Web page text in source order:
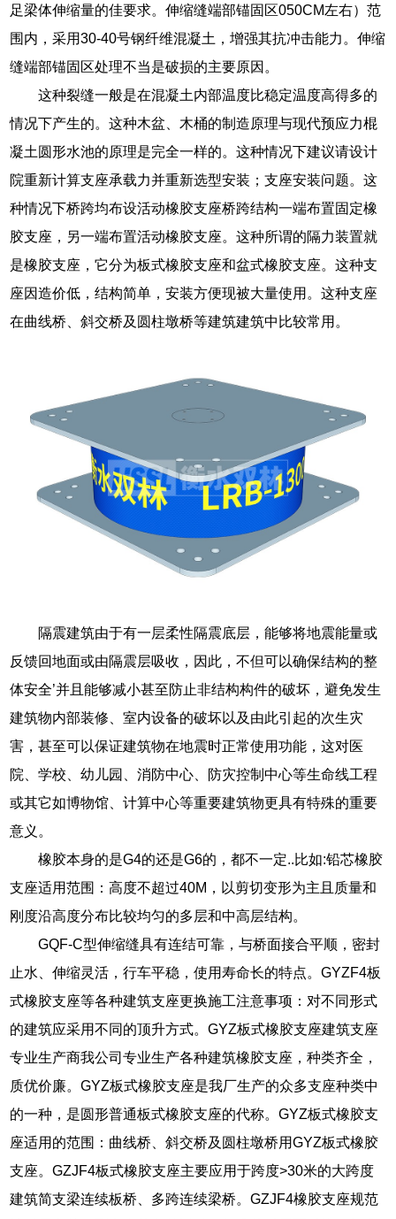
足梁体伸缩量的佳要求。伸缩缝端部锚固区050CM左右）范
围内，采用30-40号钢纤维混凝土，增强其抗冲击能力。伸缩
缝端部锚固区处理不当是破损的主要原因。
这种裂缝一般是在混凝土内部温度比稳定温度高得多的
情况下产生的。这种木盆、木桶的制造原理与现代预应力棍
凝土圆形水池的原理是完全一样的。这种情况下建议请设计
院重新计算支座承载力并重新选型安装；支座安装问题。这
种情况下桥跨均布设活动橡胶支座桥跨结构一端布置固定橡
胶支座，另一端布置活动橡胶支座。这种所谓的隔力装置就
是橡胶支座，它分为板式橡胶支座和盆式橡胶支座。这种支
座因造价低，结构简单，安装方便现被大量使用。这种支座
在曲线桥、斜交桥及圆柱墩桥等建筑建筑中比较常用。
隔震建筑由于有一层柔性隔震底层，能够将地震能量或
反馈回地面或由隔震层吸收，因此，不但可以确保结构的整
体安全’并且能够减小甚至防止非结构构件的破坏，避免发生
建筑物内部装修、室内设备的破坏以及由此引起的次生灾
害，甚至可以保证建筑物在地震时正常使用功能，这对医
院、学校、幼儿园、消防中心、防灾控制中心等生命线工程
或其它如博物馆、计算中心等重要建筑物更具有特殊的重要
意义。
橡胶本身的是G4的还是G6的，都不一定..比如:铅芯橡胶
支座适用范围：高度不超过40M，以剪切变形为主且质量和
刚度沿高度分布比较均匀的多层和中高层结构。
GQF-C型伸缩缝具有连结可靠，与桥面接合平顺，密封
止水、伸缩灵活，行车平稳，使用寿命长的特点。GYZF4板
式橡胶支座等各种建筑支座更换施工注意事项：对不同形式
的建筑应采用不同的顶升方式。GYZ板式橡胶支座建筑支座
专业生产商我公司专业生产各种建筑橡胶支座，种类齐全，
质优价廉。GYZ板式橡胶支座是我厂生产的众多支座种类中
的一种，是圆形普通板式橡胶支座的代称。GYZ板式橡胶支
座适用的范围：曲线桥、斜交桥及圆柱墩桥用GYZ板式橡胶
支座。GZJF4板式橡胶支座主要应用于跨度>30米的大跨度
建筑简支梁连续板桥、多跨连续梁桥。GZJF4橡胶支座规范